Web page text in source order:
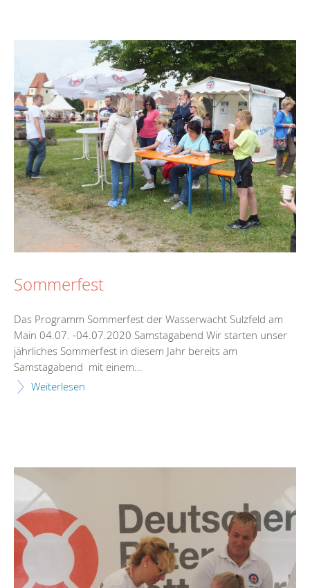
Sommerfest
Das Programm Sommerfest der Wasserwacht Sulzfeld am
Main 04.07. -04.07.2020 Samstagabend Wir starten unser
jährliches Sommerfest in diesem Jahr bereits am
Samstagabend mit einem...
Weiterlesen